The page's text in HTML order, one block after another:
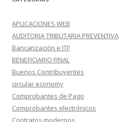
APLICACIONES WEB
AUDITORIA TRIBUTARIA PREVENTIVA
Bancarización e ITF
BENEFICIARIO FINAL
Buenos Contribuyentes
circular economy
Comprobantes de Pago
Comprobantes electrónicos
Contratos modernos